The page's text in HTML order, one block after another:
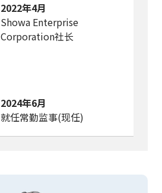
2022年4月
Showa Enterprise
Corporation社长
2024年6月
就任常勤监事(现任)